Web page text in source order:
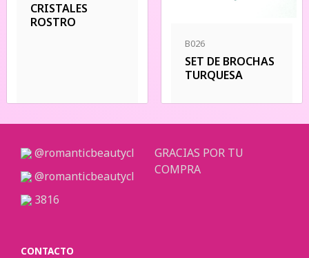
CRISTALES
ROSTRO
B026
SET DE BROCHAS
TURQUESA
@romanticbeautycl
@romanticbeautycl
3816
CONTACTO
GRACIAS POR TU
COMPRA